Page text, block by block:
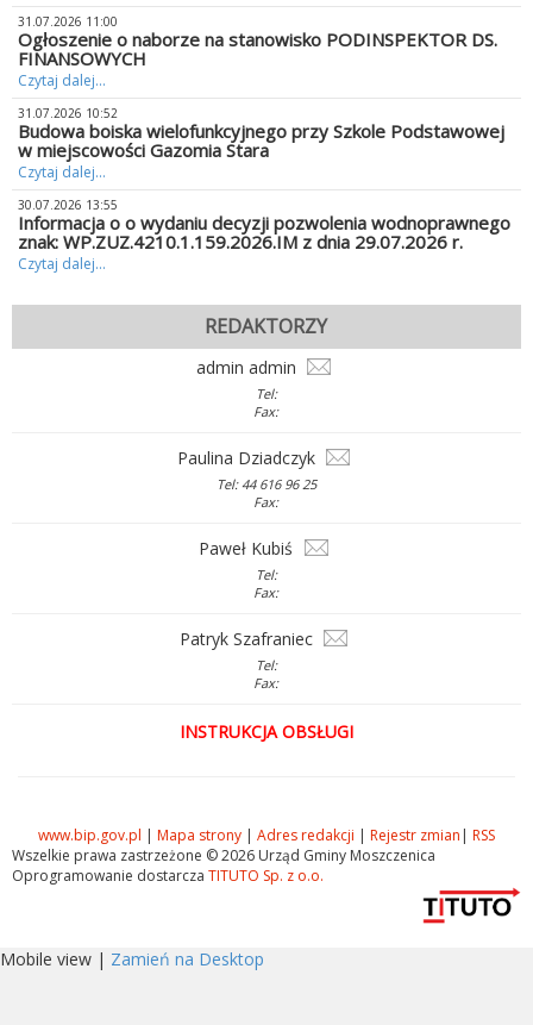
31.07.2026 11:00
Ogłoszenie o naborze na stanowisko PODINSPEKTOR DS.
FINANSOWYCH
Czytaj dalej...
31.07.2026 10:52
Budowa boiska wielofunkcyjnego przy Szkole Podstawowej
w miejscowości Gazomia Stara
Czytaj dalej...
30.07.2026 13:55
Informacja o o wydaniu decyzji pozwolenia wodnoprawnego
znak: WP.ZUZ.4210.1.159.2026.IM z dnia 29.07.2026 r.
Czytaj dalej...
REDAKTORZY
admin admin
Tel:
Fax:
Paulina Dziadczyk
Tel: 44 616 96 25
Fax:
Paweł Kubiś
Tel:
Fax:
Patryk Szafraniec
Tel:
Fax:
INSTRUKCJA OBSŁUGI
www.bip.gov.pl | Mapa strony | Adres redakcji | Rejestr zmian | RSS
Wszelkie prawa zastrzeżone © 2026 Urząd Gminy Moszczenica
Oprogramowanie dostarcza TITUTO Sp. z o.o.
Mobile view | Zamień na Desktop